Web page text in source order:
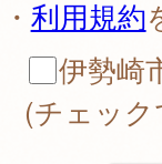
・ 利用規約
伊勢崎
(チェッ